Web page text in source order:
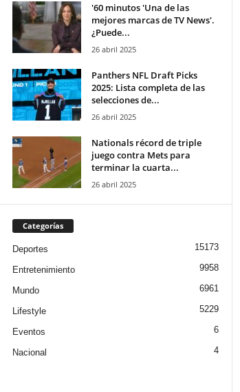
'60 minutos 'Una de las
mejores marcas de TV News'.
¿Puede...
26 abril 2025
Panthers NFL Draft Picks
2025: Lista completa de las
selecciones de...
26 abril 2025
Nationals récord de triple
juego contra Mets para
terminar la cuarta...
26 abril 2025
Categorías
Deportes 15173
Entretenimiento 9958
Mundo 6961
Lifestyle 5229
Eventos 6
Nacional 4